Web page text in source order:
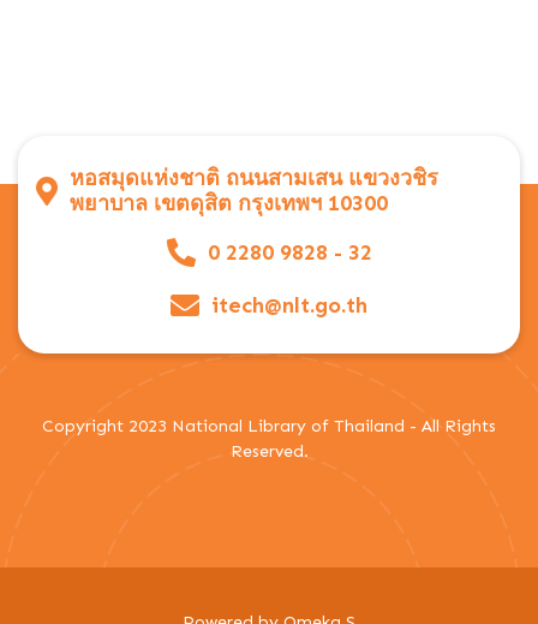
หอสมุดแห่งชาติ ถนนสามเสน แขวงวชิร
พยาบาล เขตดุสิต กรุงเทพฯ 10300
0 2280 9828 - 32
itech@nlt.go.th
Copyright 2023 National Library of Thailand - All Rights
Reserved.